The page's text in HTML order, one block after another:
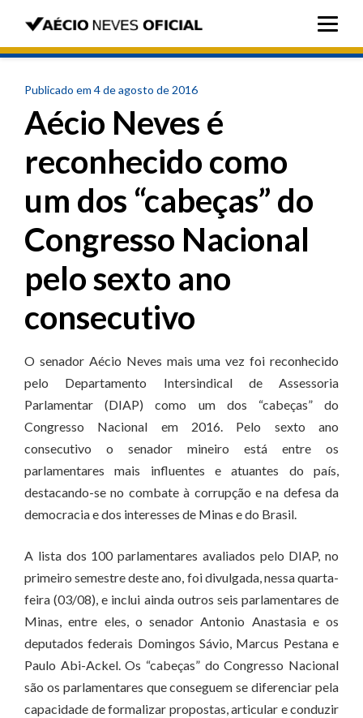
Publicado em 4 de agosto de 2016
Aécio Neves é
reconhecido como
um dos “cabeças” do
Congresso Nacional
pelo sexto ano
consecutivo
O senador Aécio Neves mais uma vez foi reconhecido
pelo Departamento Intersindical de Assessoria
Parlamentar (DIAP) como um dos “cabeças” do
Congresso Nacional em 2016. Pelo sexto ano
consecutivo o senador mineiro está entre os
parlamentares mais influentes e atuantes do país,
destacando-se no combate à corrupção e na defesa da
democracia e dos interesses de Minas e do Brasil.
A lista dos 100 parlamentares avaliados pelo DIAP, no
primeiro semestre deste ano, foi divulgada, nessa quarta-
feira (03/08), e inclui ainda outros seis parlamentares de
Minas, entre eles, o senador Antonio Anastasia e os
deputados federais Domingos Sávio, Marcus Pestana e
Paulo Abi-Ackel. Os “cabeças” do Congresso Nacional
são os parlamentares que conseguem se diferenciar pela
capacidade de formalizar propostas, articular e conduzir